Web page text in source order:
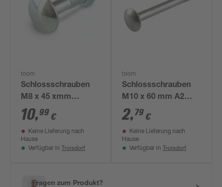
toom
Schlossschrauben
M8 x 45 xmm
verzinkt DIN 603 25
Stück
10,99 €
Keine Lieferung nach
Hause
Verfügbar in Troisdorf
toom
Schlossschrauben
M10 x 60 mm A2
verzinkt DIN 603
2,79 €
Keine Lieferung nach
Hause
Verfügbar in Troisdorf
Fragen zum Produkt?